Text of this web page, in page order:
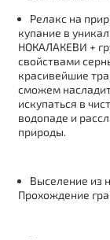
Релакс на
купание в
НОКАЛАКЕВИ +
свойствами
красивейшие
сможем
искупаться в
водопаде и
природы.
Выселение из
Прохождение